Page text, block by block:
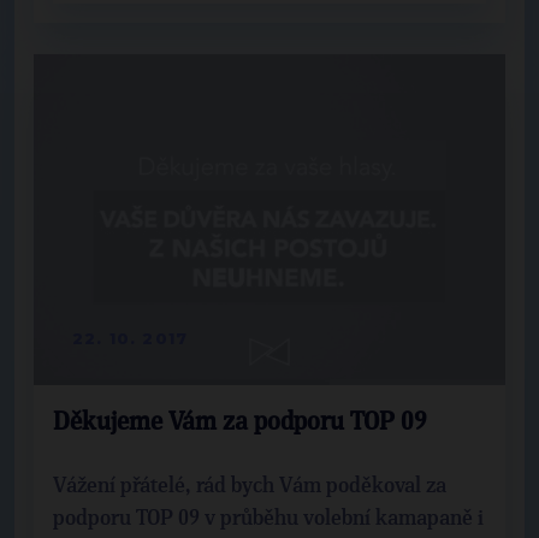
Děkujeme Vám za podporu TOP 09
Vážení přátelé, rád bych Vám poděkoval za
podporu TOP 09 v průběhu volební kamapaně i